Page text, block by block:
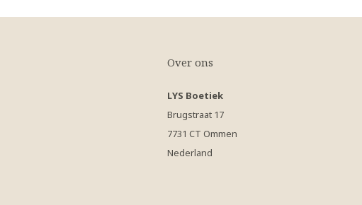
Over ons
LYS Boetiek
Brugstraat 17
7731 CT Ommen
Nederland